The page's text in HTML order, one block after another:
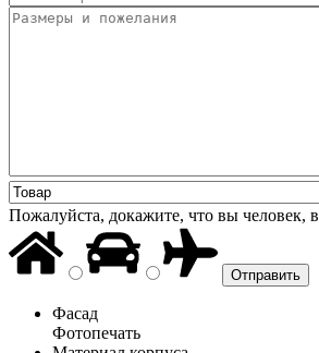
Пожалуйста, докажите, что вы человек,
Фасад
Фотопечать